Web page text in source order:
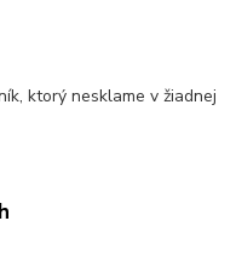
ktorý nesklame v žiadnej